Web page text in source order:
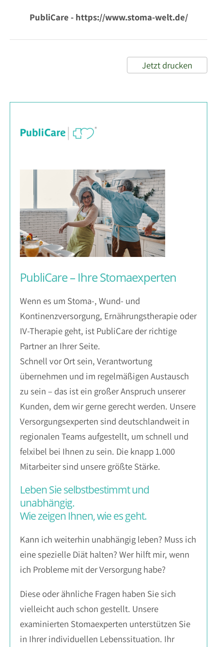
PubliCare - https://www.stoma-welt.de/
Jetzt drucken
PubliCare – Ihre Stomaexperten
Wenn es um Stoma-, Wund- und
Kontinenzversorgung, Ernährungstherapie oder
IV-Therapie geht, ist PubliCare der richtige
Partner an Ihrer Seite.
Schnell vor Ort sein, Verantwortung
übernehmen und im regelmäßigen Austausch
zu sein – das ist ein großer Anspruch unserer
Kunden, dem wir gerne gerecht werden. Unsere
Versorgungsexperten sind deutschlandweit in
regionalen Teams aufgestellt, um schnell und
felxibel bei Ihnen zu sein. Die knapp 1.000
Mitarbeiter sind unsere größte Stärke.
Leben Sie selbstbestimmt und
unabhängig.
Wie zeigen Ihnen, wie es geht.
Kann ich weiterhin unabhängig leben? Muss ich
eine spezielle Diät halten? Wer hilft mir, wenn
ich Probleme mit der Versorgung habe?
Diese oder ähnliche Fragen haben Sie sich
vielleicht auch schon gestellt. Unsere
examinierten Stomaexperten unterstützen Sie
in Ihrer individuellen Lebenssituation. Ihr